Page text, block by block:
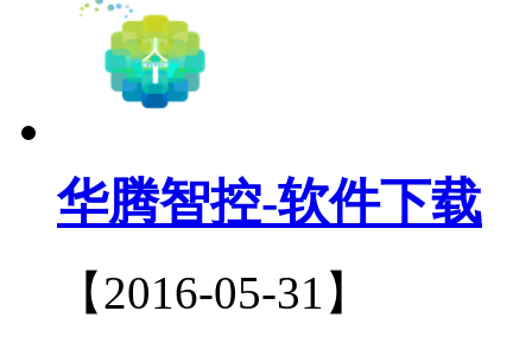
华腾智控-软件下载
【2016-05-31】